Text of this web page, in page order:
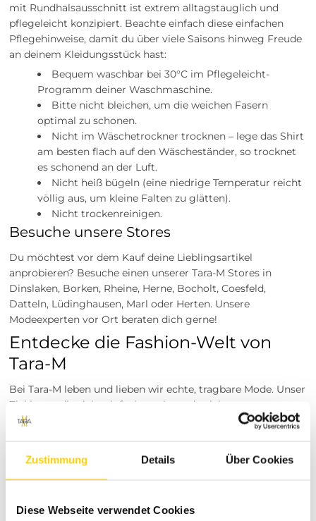
Zustimmung Details Über Cookies
Diese Webseite verwendet Cookies
mit Rundhalsausschnitt ist extrem alltagstauglich und
pflegeleicht konzipiert. Beachte einfach diese einfachen
Pflegehinweise, damit du über viele Saisons hinweg Freude
an deinem Kleidungsstück hast:
Bequem waschbar bei 30°C im Pflegeleicht-
Programm deiner Waschmaschine.
Bitte nicht bleichen, um die weichen Fasern
optimal zu schonen.
Nicht im Wäschetrockner trocknen – lege das Shirt
am besten flach auf den Wäscheständer, so trocknet
es schonend an der Luft.
Nicht heiß bügeln (eine niedrige Temperatur reicht
völlig aus, um kleine Falten zu glätten).
Nicht trockenreinigen.
Besuche unsere Stores
Du möchtest vor dem Kauf deine Lieblingsartikel
anprobieren? Besuche einen unserer Tara-M Stores in
Dinslaken, Borken, Rheine, Herne, Bocholt, Coesfeld,
Datteln, Lüdinghausen, Marl oder Herten. Unsere
Modeexperten vor Ort beraten dich gerne!
Entdecke die Fashion-Welt von
Tara-M
Bei Tara-M leben und lieben wir echte, tragbare Mode. Unser
Ziel ist es, dir nicht einfach nur irgendwelche
Kleidungsstücke anzubieten, sondern komplette Wohlfühl-
unterstreichen. Wir von Tara-M legen größten Wert auf eine
liebevolle und sorgfältige Auswahl an Top-Marken, die
höchste Qualitätsstandards erfüllen. Bei uns stehst du als
Shopping-Erlebnis bieten, das jeden Tag aufs Neue inspiriert